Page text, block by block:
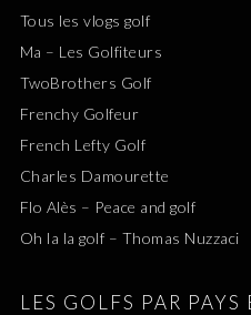
Tous les vlogs golf
Ma – Les Golfiteurs
TwoBrothers Golf
Frenchy Golfeur
French Lefty Golf
Charles Damourette
Flo Alès – Peace and golf
Oh la la golf – Thomas Nuzzaci
LES GOLFS PAR PAYS